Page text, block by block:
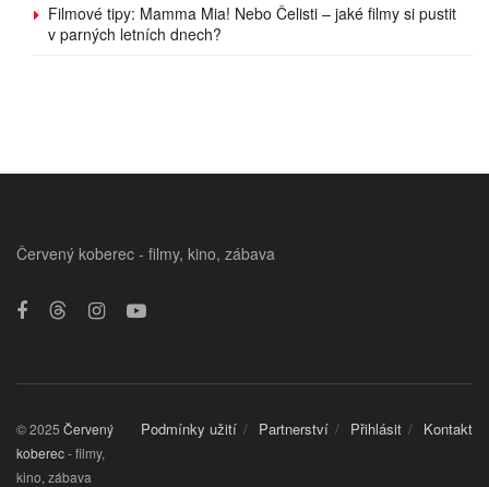
Filmové tipy: Mamma Mia! Nebo Čelisti – jaké filmy si pustit
v parných letních dnech?
Červený koberec - filmy, kino, zábava
Podmínky užití Partnerství Přihlásit Kontakt
© 2025 Červený
koberec- filmy,
kino, zábava